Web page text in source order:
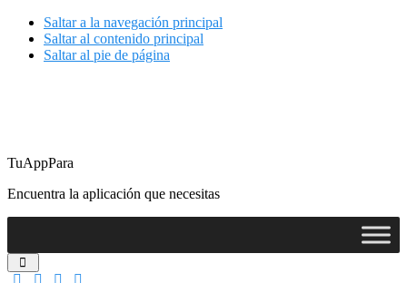
Saltar a la navegación principal
Saltar al contenido principal
Saltar al pie de página
TuAppPara
Encuentra la aplicación que necesitas